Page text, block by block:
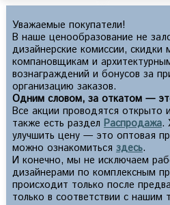
Уважаемые покупатели!
В наше ценообразование не
дизайнерские комиссии,
компановщикам и
вознаграждений и бонусов за
организацию заказов.
Одним словом, за откатом —
Все акции проводятся открыто
также есть раздел Распродажа.
улучшить цену — это оптовая
можно ознакомиться здесь.
И конечно, мы не исключаем
дизайнерами по комплексным
происходит только после
только в соответствии с нашим